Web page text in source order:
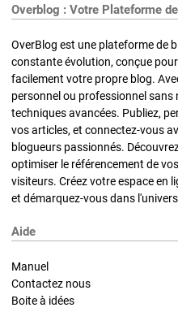
Overblog : Votre Plateforme
OverBlog est une plateforme de
constante évolution, conçue
facilement votre propre blog.
personnel ou professionnel sans
techniques avancées. Publiez,
vos articles, et connectez-vous
blogueurs passionnés.
optimiser le référencement de
visiteurs. Créez votre espace en
et démarquez-vous dans
Aide
Manuel
Contactez nous
Boite à idées